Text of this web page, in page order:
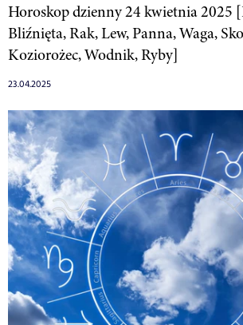
Horoskop dzienny 24 kwietnia 2025
Bliźnięta, Rak, Lew, Panna, Waga,
Koziorożec, Wodnik, Ryby]
23.04.2025